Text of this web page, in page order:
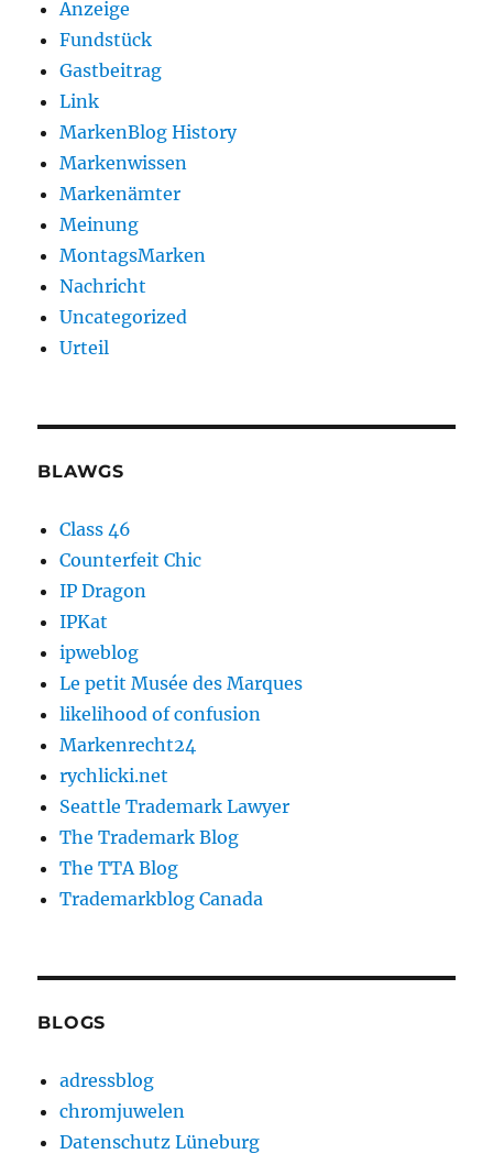
Anzeige
Fundstück
Gastbeitrag
Link
MarkenBlog History
Markenwissen
Markenämter
Meinung
MontagsMarken
Nachricht
Uncategorized
Urteil
BLAWGS
Class 46
Counterfeit Chic
IP Dragon
IPKat
ipweblog
Le petit Musée des Marques
likelihood of confusion
Markenrecht24
rychlicki.net
Seattle Trademark Lawyer
The Trademark Blog
The TTA Blog
Trademarkblog Canada
BLOGS
adressblog
chromjuwelen
Datenschutz Lüneburg